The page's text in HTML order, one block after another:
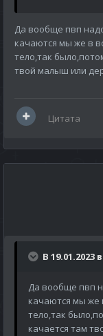
Да вообще пвп
качаются мы же в
тело,так
твой малыш или
Цитата
В 19.01.2023
Да вообще пвп
качаются мы же
тело,так
качается там